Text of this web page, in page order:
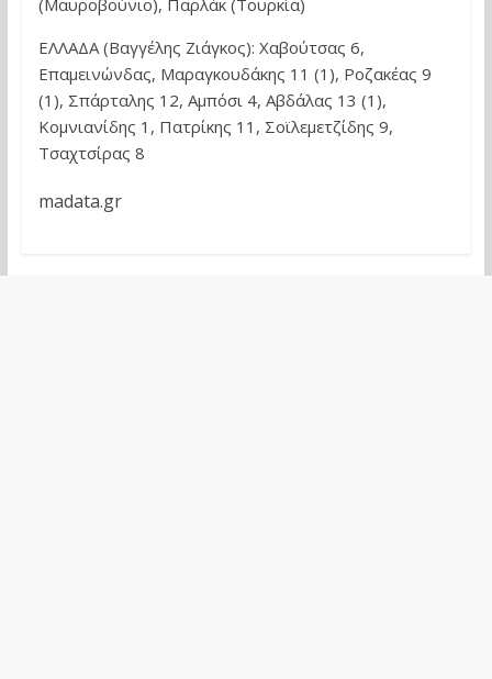
(Μαυροβούνιο), Παρλάκ (Τουρκία)
ΕΛΛΑΔΑ (Βαγγέλης Ζιάγκος): Χαβούτσας 6,
Επαμεινώνδας, Μαραγκουδάκης 11 (1), Ροζακέας 9
(1), Σπάρταλης 12, Αμπόσι 4, Αβδάλας 13 (1),
Κομνιανίδης 1, Πατρίκης 11, Σοϊλεμετζίδης 9,
Τσαχτσίρας 8
madata.gr